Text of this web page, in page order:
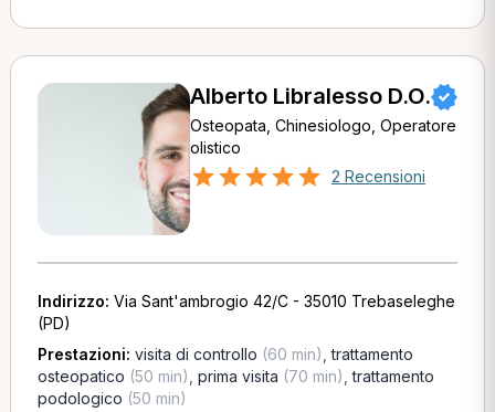
Alberto Libralesso D.O.
Osteopata, Chinesiologo, Operatore
olistico
2 Recensioni
Indirizzo: Via Sant'ambrogio 42/C - 35010 Trebaseleghe
(PD)
Prestazioni: visita di controllo (60 min) ,trattamento
osteopatico (50 min) prima visita (70 min) ,trattamento
podologico (50 min)